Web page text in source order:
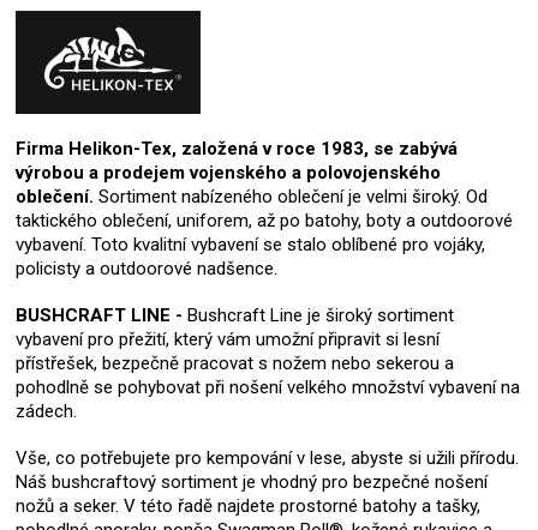
Firma Helikon-Tex, založená v roce 1983, se zabývá
výrobou a prodejem vojenského a polovojenského
oblečení. Sortiment nabízeného oblečení je velmi široký. Od
taktického oblečení, uniforem, až po batohy, boty a outdoorové
vybavení. Toto kvalitní vybavení se stalo oblíbené pro vojáky,
policisty a outdoorové nadšence.
BUSHCRAFT LINE - Bushcraft Line je široký sortiment
vybavení pro přežití, který vám umožní připravit si lesní
přístřešek, bezpečně pracovat s nožem nebo sekerou a
pohodlně se pohybovat při nošení velkého množství vybavení na
zádech.
Vše, co potřebujete pro kempování v lese, abyste si užili přírodu.
Náš bushcraftový sortiment je vhodný pro bezpečné nošení
nožů a seker. V této řadě najdete prostorné batohy a tašky,